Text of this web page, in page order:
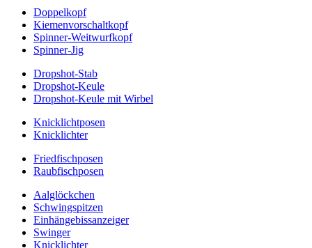
Doppelkopf
Kiemenvorschaltkopf
Spinner-Weitwurfkopf
Spinner-Jig
Dropshot-Stab
Dropshot-Keule
Dropshot-Keule mit Wirbel
Knicklichtposen
Knicklichter
Friedfischposen
Raubfischposen
Aalglöckchen
Schwingspitzen
Einhängebissanzeiger
Swinger
Knicklichter